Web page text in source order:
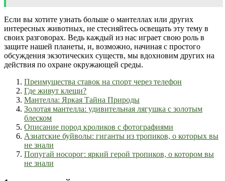
Если вы хотите узнать больше о мантеллах или других
интересных животных, не стесняйтесь освещать эту тему в
своих разговорах. Ведь каждый из нас играет свою роль в
защите нашей планеты, и, возможно, начиная с простого
обсуждения экзотических существ, мы вдохновим других на
действия по охране окружающей среды.
Преимущества ставок на спорт через телефон
Где живут клещи?
Мантелла: Яркая Тайна Природы
Золотая мантелла: удивительная лягушка с золотым
блеском
Описание пород кроликов с фотографиями
Азиатские буйволы: гиганты из тропиков, о которых вы
не знали
Попугай носорог: яркий герой тропиков, о котором вы
не знали